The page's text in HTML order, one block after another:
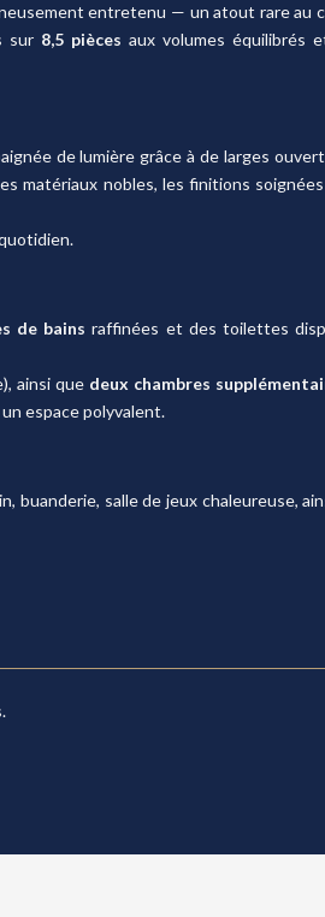
entretenu — un atout rare au
sur 8,5 pièces aux volumes équilibrés
de lumière grâce à de larges
matériaux nobles, les finitions
de bains raffinées et des toilettes
ainsi que deux chambres
espace polyvalent.
buanderie, salle de jeux chaleureuse,